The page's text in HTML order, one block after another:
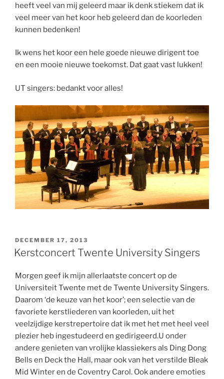
heeft veel van mij geleerd maar ik denk stiekem dat ik
veel meer van het koor heb geleerd dan de koorleden
kunnen bedenken!
Ik wens het koor een hele goede nieuwe dirigent toe
en een mooie nieuwe toekomst. Dat gaat vast lukken!
UT singers: bedankt voor alles!
GEPLAATST
OP
DECEMBER 17, 2013
Kerstconcert Twente University Singers
Morgen geef ik mijn allerlaatste concert op de
Universiteit Twente met de Twente University Singers.
Daarom ‘de keuze van het koor’; een selectie van de
favoriete kerstliederen van koorleden, uit het
veelzijdige kerstrepertoire dat ik met het met heel veel
plezier heb ingestudeerd en gedirigeerd.U onder
andere genieten van vrolijke klassiekers als Ding Dong
Bells en Deck the Hall, maar ook van het verstilde Bleak
Mid Winter en de Coventry Carol. Ook andere emoties